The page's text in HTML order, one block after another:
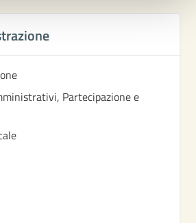
Partecipazione e